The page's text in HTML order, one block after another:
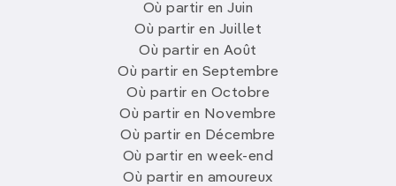
Où partir en Juin
Où partir en Juillet
Où partir en Août
Où partir en Septembre
Où partir en Octobre
Où partir en Novembre
Où partir en Décembre
Où partir en week-end
Où partir en amoureux